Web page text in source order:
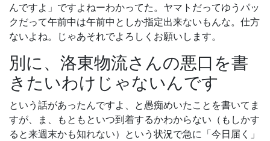
んですよ」ですよねーわかってた。ヤマトだってゆうパッ
クだって午前中は午前中としか指定出来ないもんな。仕方
ないよね。じゃあそれでよろしくお願いします。
別に、洛東物流さんの悪口を書
きたいわけじゃないんです
という話があったんですよ、と愚痴めいたことを書いてま
すが、ま、もともといつ到着するかわからない（もしかす
ると来週末かも知れない）という状況で急に「今日届く」